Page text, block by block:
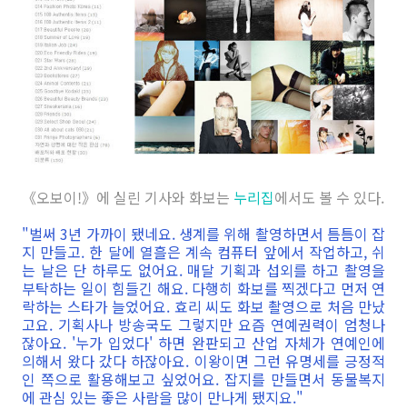
《오보이!》에 실린 기사와 화보는 누리집에서도 볼 수 있다.
"벌써 3년 가까이 됐네요. 생계를 위해 촬영하면서 틈틈이 잡
지 만들고. 한 달에 열흘은 계속 컴퓨터 앞에서 작업하고, 쉬
는 날은 단 하루도 없어요. 매달 기획과 섭외를 하고 촬영을
부탁하는 일이 힘들긴 해요. 다행히 화보를 찍겠다고 먼저 연
락하는 스타가 늘었어요. 효리 씨도 화보 촬영으로 처음 만났
고요. 기획사나 방송국도 그렇지만 요즘 연예권력이 엄청나
잖아요. '누가 입었다' 하면 완판되고 산업 자체가 연예인에
의해서 왔다 갔다 하잖아요. 이왕이면 그런 유명세를 긍정적
인 쪽으로 활용해보고 싶었어요. 잡지를 만들면서 동물복지
에 관심 있는 좋은 사람을 많이 만나게 됐지요."